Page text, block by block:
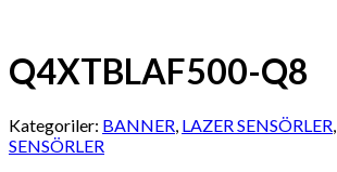
Q4XTBLAF500-Q8
Kategoriler: BANNER, LAZER SENSÖRLER,
SENSÖRLER